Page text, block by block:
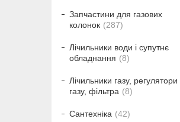
Запчастини для газових
колонок
287
Лічильники води і супутнє
обладнання
8
Лічильники газу, регулятори
газу, фільтра
8
Сантехніка 42